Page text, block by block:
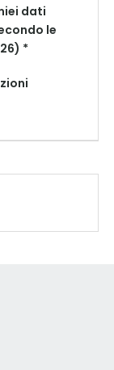
dati
le
*